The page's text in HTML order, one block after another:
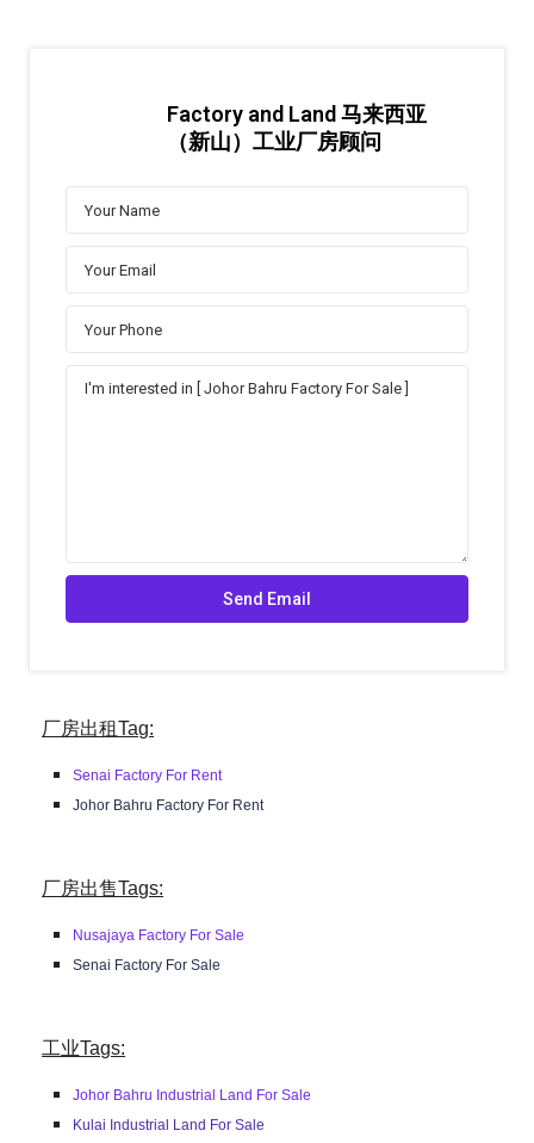
Factory and Land 马来西亚
（新山）工业厂房顾问
厂房出租Tag:
Senai Factory For Rent
Johor Bahru Factory For Rent
厂房出售Tags:
Nusajaya Factory For Sale
Senai Factory For Sale
工业Tags:
Johor Bahru Industrial Land For Sale
Kulai Industrial Land For Sale